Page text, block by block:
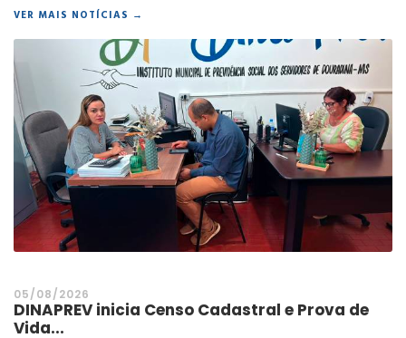
VER MAIS NOTÍCIAS →
05/08/2026
DINAPREV inicia Censo Cadastral e Prova de
Vida...